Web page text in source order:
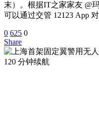
末）。根据IT之家家友 @
可以通过交管 12123 App
0 625 0
Share